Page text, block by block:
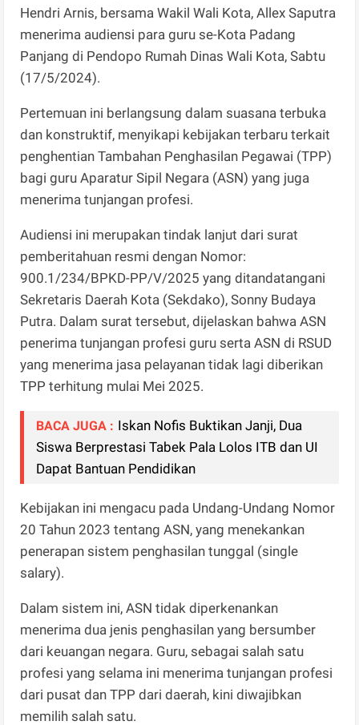
Hendri Arnis, bersama Wakil Wali Kota, Allex Saputra
menerima audiensi para guru se-Kota Padang
Panjang di Pendopo Rumah Dinas Wali Kota, Sabtu
(17/5/2024).
Pertemuan ini berlangsung dalam suasana terbuka
dan konstruktif, menyikapi kebijakan terbaru terkait
penghentian Tambahan Penghasilan Pegawai (TPP)
bagi guru Aparatur Sipil Negara (ASN) yang juga
menerima tunjangan profesi.
Audiensi ini merupakan tindak lanjut dari surat
pemberitahuan resmi dengan Nomor:
900.1/234/BPKD-PP/V/2025 yang ditandatangani
Sekretaris Daerah Kota (Sekdako), Sonny Budaya
Putra. Dalam surat tersebut, dijelaskan bahwa ASN
penerima tunjangan profesi guru serta ASN di RSUD
yang menerima jasa pelayanan tidak lagi diberikan
TPP terhitung mulai Mei 2025.
BACA JUGA : Iskan Nofis Buktikan Janji, Dua
Siswa Berprestasi Tabek Pala Lolos ITB dan UI
Dapat Bantuan Pendidikan
Kebijakan ini mengacu pada Undang-Undang Nomor
20 Tahun 2023 tentang ASN, yang menekankan
penerapan sistem penghasilan tunggal (single
salary).
Dalam sistem ini, ASN tidak diperkenankan
menerima dua jenis penghasilan yang bersumber
dari keuangan negara. Guru, sebagai salah satu
profesi yang selama ini menerima tunjangan profesi
dari pusat dan TPP dari daerah, kini diwajibkan
memilih salah satu.